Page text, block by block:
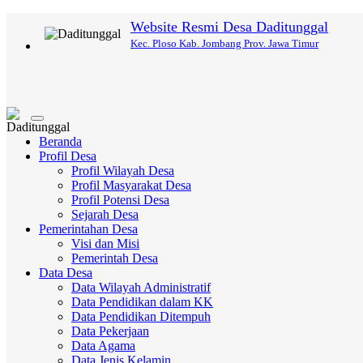
Website Resmi Desa Daditunggal
Kec. Ploso Kab. Jombang Prov. Jawa Timur
Toggle
navigation
Beranda
Profil Desa
Profil Wilayah Desa
Profil Masyarakat Desa
Profil Potensi Desa
Sejarah Desa
Pemerintahan Desa
Visi dan Misi
Pemerintah Desa
Data Desa
Data Wilayah Administratif
Data Pendidikan dalam KK
Data Pendidikan Ditempuh
Data Pekerjaan
Data Agama
Data Jenis Kelamin